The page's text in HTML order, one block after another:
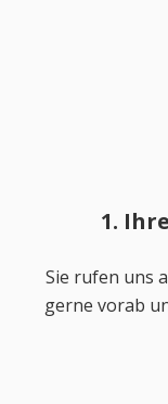
1.
Sie rufen uns
gerne vorab